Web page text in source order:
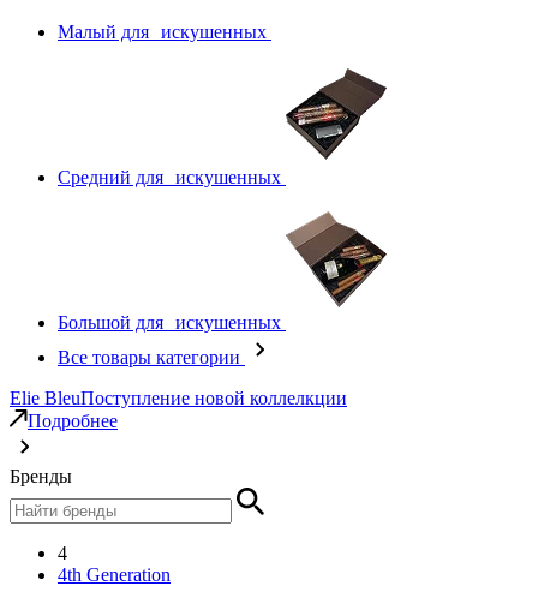
Малый для искушенных
Средний для искушенных
Большой для искушенных
Все товары категории
Elie BleuПоступление новой коллелкции
Подробнее
Бренды
4
4th Generation